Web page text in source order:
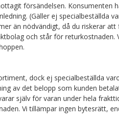
försändelsen.
(Gäller ej specialbeställda
än nödvändigt, då du riskerar
och står för
dock ej specialbeställda
av det belopp som kunden
själv för varan under hela
Vi tillämpar ingen bytesrätt,